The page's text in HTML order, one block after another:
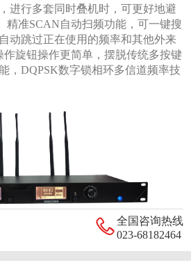
进行多套同时叠机时，可更好地避
精准SCAN自动扫频功能，可一键搜
动跳过正在使用的频率和其他外来
作旋钮操作更简单，摆脱传统多按键
，DQPSK数字锁相环多信道频率技
全国咨询热线
023-68182464